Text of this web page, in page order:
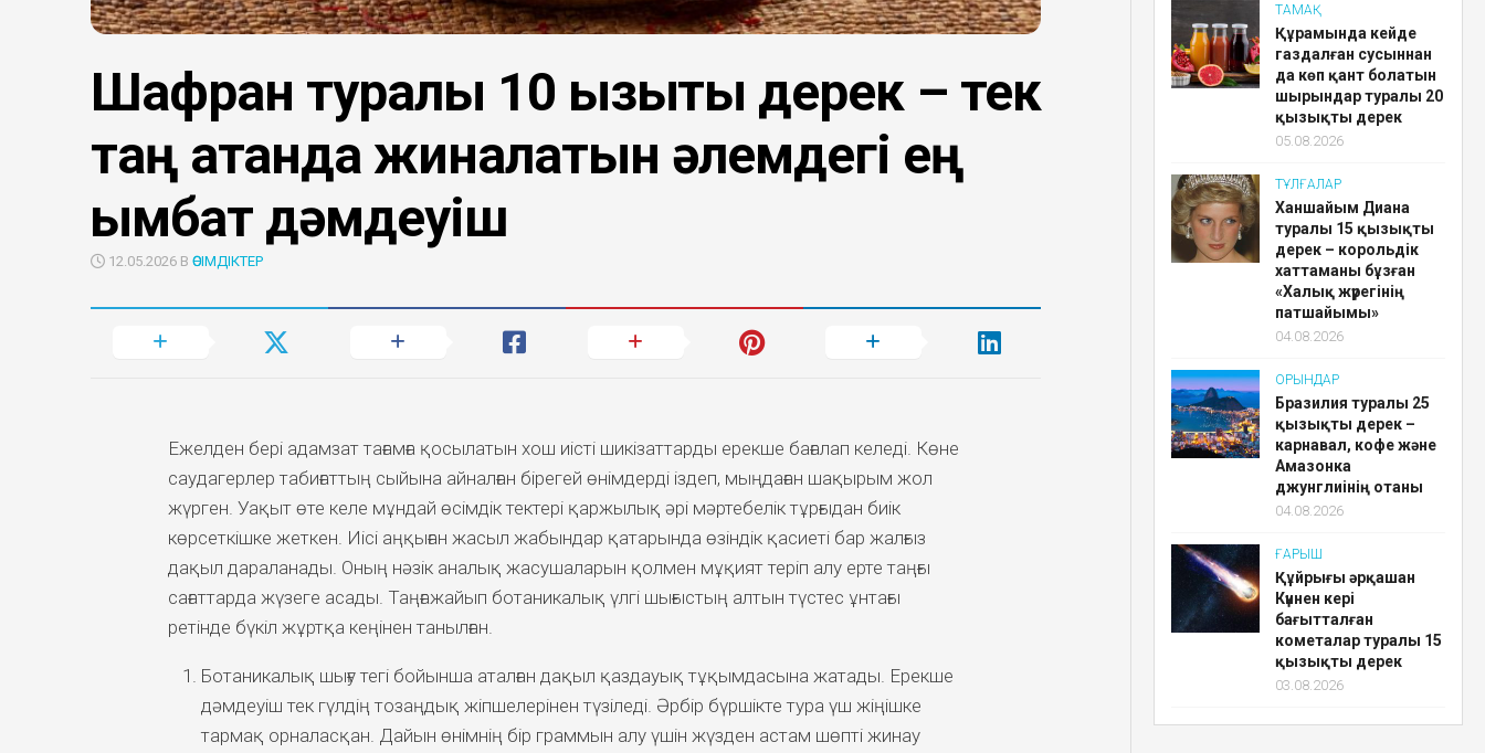
Шафран туралы 10 қызықты дерек – тек
таң атқанда жиналатын әлемдегі ең
қымбат дәмдеуіш
12.05.2026 В ӨСІМДІКТЕР
Ежелден бері адамзат тағамға қосылатын хош иісті шикізаттарды ерекше бағалап келеді. Көне
саудагерлер табиғаттың сыйына айналған бірегей өнімдерді іздеп, мыңдаған шақырым жол
жүрген. Уақыт өте келе мұндай өсімдік тектері қаржылық әрі мәртебелік тұрғыдан биік
көрсеткішке жеткен. Иісі аңқыған жасыл жабындар қатарында өзіндік қасиеті бар жалғыз
дақыл дараланады. Оның нәзік аналық жасушаларын қолмен мұқият теріп алу ерте таңғы
сағаттарда жүзеге асады. Таңғажайып ботаникалық үлгі шығыстың алтын түстес ұнтағы
ретінде бүкіл жұртқа кеңінен танылған.
Ботаникалық шығу тегі бойынша аталған дақыл қаздауық тұқымдасына жатады. Ерекше
дәмдеуіш тек гүлдің тозаңдық жіпшелерінен түзіледі. Әрбір бүршікте тура үш жіңішке
тармақ орналасқан. Дайын өнімнің бір граммын алу үшін жүзден астам шөпті жинау
ТАМАҚ
Құрамында кейде
газдалған сусыннан
да көп қант болатын
шырындар туралы 20
қызықты дерек
05.08.2026
ТҰЛҒАЛАР
Ханшайым Диана
туралы 15 қызықты
дерек – корольдік
хаттаманы бұзған
«Халық жүрегінің
патшайымы»
04.08.2026
ОРЫНДАР
Бразилия туралы 25
қызықты дерек –
карнавал, кофе және
Амазонка
джунглиінің отаны
04.08.2026
ҒАРЫШ
Құйрығы әрқашан
Күннен кері
бағытталған
кометалар туралы 15
қызықты дерек
03.08.2026